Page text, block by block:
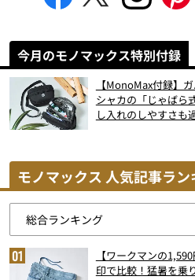
今月のモノマックス特別付録
【MonoMax付録】
シャカの「じゃばら
し入れのしやすさも
モノマックス 人気記事ラン
【ワークマンの
印で比較！猛暑を乗